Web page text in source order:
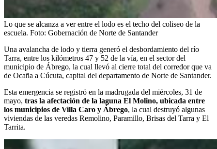
Lo que se alcanza a ver entre el lodo es el techo del coliseo de la
escuela. Foto: Gobernación de Norte de Santander
Una avalancha de lodo y tierra generó el desbordamiento del río
Tarra, entre los kilómetros 47 y 52 de la vía, en el sector del
municipio de Ábrego, la cual llevó al cierre total del corredor que va
de Ocaña a Cúcuta, capital del departamento de Norte de Santander.
Esta emergencia se registró en la madrugada del miércoles, 31 de
mayo, tras la afectación de la laguna El Molino, ubicada entre
los municipios de Villa Caro y Ábrego, la cual destruyó algunas
viviendas de las veredas Remolino, Paramillo, Brisas del Tarra y El
Tarrita.